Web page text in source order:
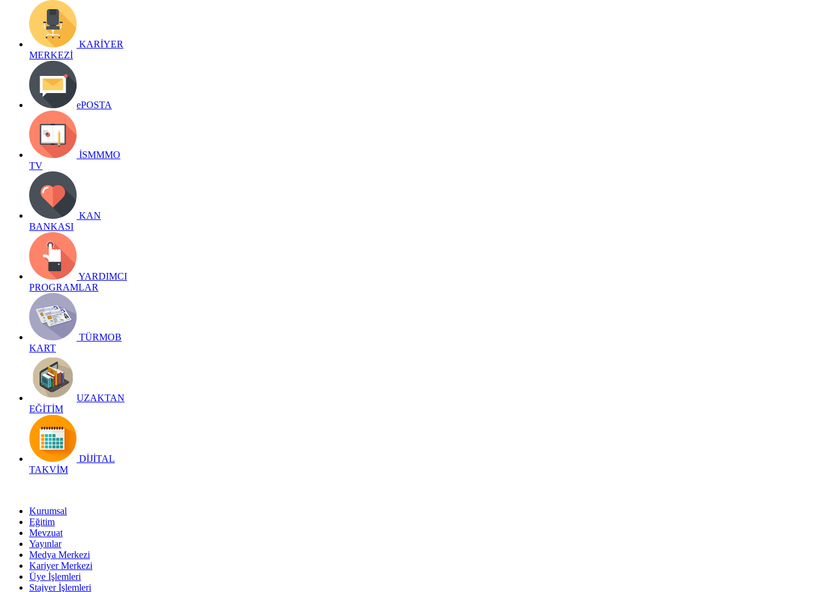
KARİYER
MERKEZİ
ePOSTA
İSMMMO
TV
KAN
BANKASI
YARDIMCI
PROGRAMLAR
TÜRMOB
KART
UZAKTAN
EĞİTİM
DİJİTAL
TAKVİM
Kurumsal
Eğitim
Mevzuat
Yayınlar
Medya Merkezi
Kariyer Merkezi
Üye İşlemleri
Stajyer İşlemleri